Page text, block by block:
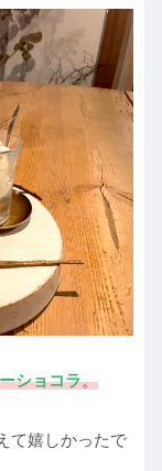
ショコラ。
て嬉しかったで